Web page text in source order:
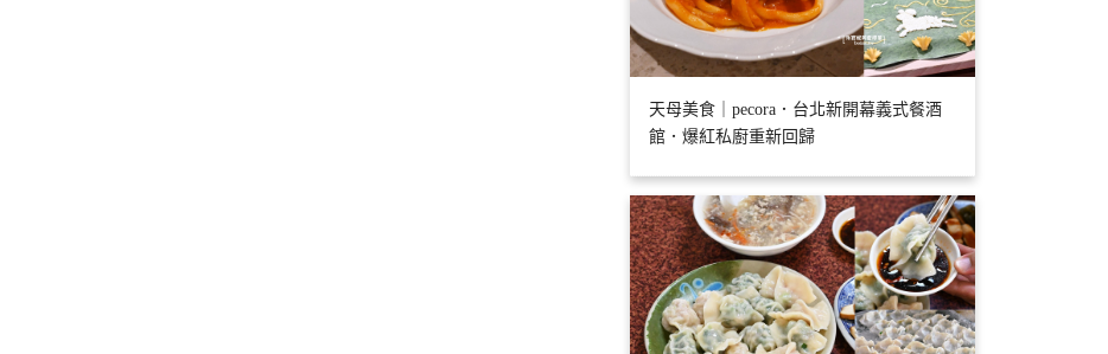
天母美食｜pecora．台北新開幕義式餐酒
館．爆紅私廚重新回歸